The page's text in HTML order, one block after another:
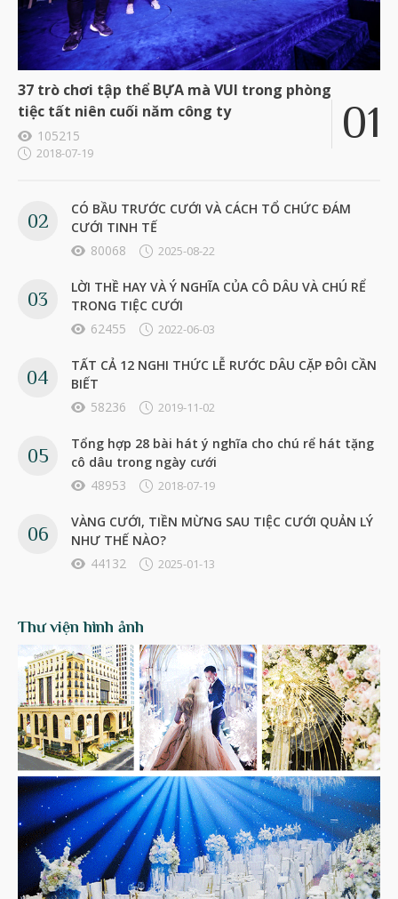
37 trò chơi tập thể BỰA mà VUI trong phòng
tiệc tất niên cuối năm công ty
105215
2018-07-19
CÓ BẦU TRƯỚC CƯỚI VÀ CÁCH TỔ CHỨC ĐÁM
CƯỚI TINH TẾ
80068
2025-08-22
LỜI THỀ HAY VÀ Ý NGHĨA CỦA CÔ DÂU VÀ CHÚ RỂ
TRONG TIỆC CƯỚI
62455
2022-06-03
TẤT CẢ 12 NGHI THỨC LỄ RƯỚC DÂU CẶP ĐÔI CẦN
BIẾT
58236
2019-11-02
Tổng hợp 28 bài hát ý nghĩa cho chú rể hát tặng
cô dâu trong ngày cưới
48953
2018-07-19
VÀNG CƯỚI, TIỀN MỪNG SAU TIỆC CƯỚI QUẢN LÝ
NHƯ THẾ NÀO?
44132
2025-01-13
Thư viện hình ảnh